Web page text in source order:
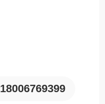
18006769399